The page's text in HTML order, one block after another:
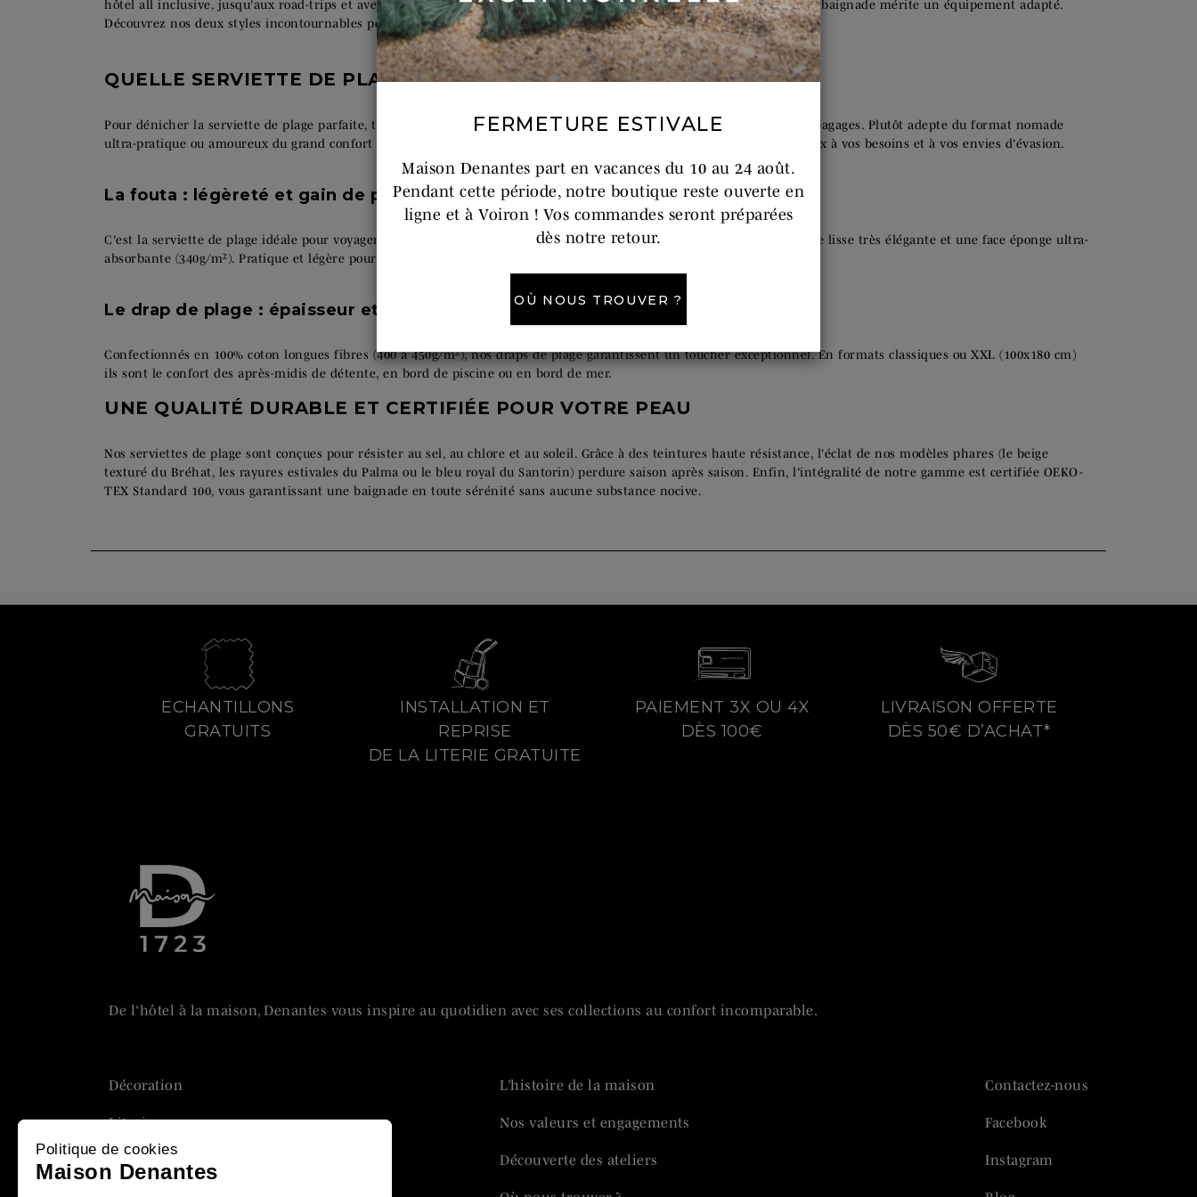
hôtel all inclusive, jusqu'aux road-trips et aventures de baroudeur autour du monde en mode « voyage léger » : chaque baignade mérite un équipement adapté.
Découvrez nos deux styles incontournables pour votre été !
QUELLE SERVIETTE DE PLAGE CHOISIR ?
Pour dénicher la serviette de plage parfaite, tout dépend de vos habitudes estivales et de l'espace disponible dans vos bagages. Plutôt adepte du format nomade
ultra-pratique ou amoureux du grand confort moelleux ? Laissez-nous vous guider vers le modèle qui s'adaptera le mieux à vos besoins et à vos envies d'évasion.
La fouta : légèreté et gain de place
C'est la serviette de plage idéale pour voyager léger. Avec ses dimensions généreuses (90x200 cm), elle combine une face lisse très élégante et une face éponge ultra-
absorbante (340g/m²). Pratique et légère pour mettre dans une valise ou dans son sac de plage.
Le drap de plage : épaisseur et moelleux absolu
Confectionnés en 100% coton longues fibres (400 à 450g/m²), nos draps de plage garantissent un toucher exceptionnel. En formats classiques ou XXL (100x180 cm)
ils sont le confort des après-midis de détente, en bord de piscine ou en bord de mer.
UNE QUALITÉ DURABLE ET CERTIFIÉE POUR VOTRE PEAU
Nos serviettes de plage sont conçues pour résister au sel, au chlore et au soleil. Grâce à des teintures haute résistance, l'éclat de nos modèles phares (le beige
texturé du Bréhat, les rayures estivales du Palma ou le bleu royal du Santorin) perdure saison après saison. Enfin, l'intégralité de notre gamme est certifiée OEKO-
TEX Standard 100, vous garantissant une baignade en toute sérénité sans aucune substance nocive.
ECHANTILLONS
GRATUITS
INSTALLATION ET
REPRISE
DE LA LITERIE GRATUITE
PAIEMENT 3X OU 4X
DÈS 100€
LIVRAISON OFFERTE
DÈS 50€ D’ACHAT*
De l'hôtel à la maison, Denantes vous inspire au quotidien avec ses collections au confort incomparable.
Décoration
Literie
Linge de bain
L’histoire de la maison
Nos valeurs et engagements
Découverte des ateliers
Contactez-nous
Facebook
Instagram
FERMETURE ESTIVALE
Maison Denantes part en vacances du 10 au 24 août.
Pendant cette période, notre boutique reste ouverte en
ligne et à Voiron ! Vos commandes seront préparées
dès notre retour.
OÙ NOUS TROUVER ?
Politique de cookies
Maison Denantes